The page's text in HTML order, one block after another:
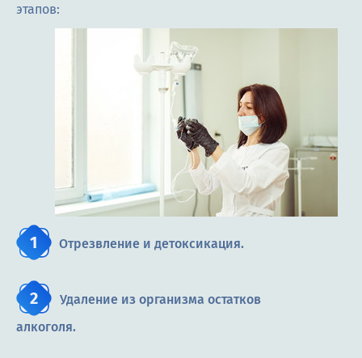
этапов:
Отрезвление и детоксикация.
Удаление из организма остатков
алкоголя.